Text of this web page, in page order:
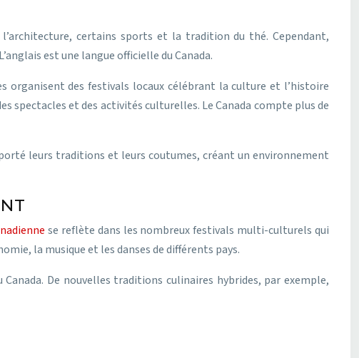
certains sports et la tradition du thé. Cependant,
est une langue officielle du Canada.
organisent des festivals locaux célébrant la culture et l’histoire
spectacles et des activités culturelles. Le Canada compte plus de
leurs traditions et leurs coutumes, créant un environnement
se reflète dans les nombreux festivals multi-culturels qui
la musique et les danses de différents pays.
De nouvelles traditions culinaires hybrides, par exemple,